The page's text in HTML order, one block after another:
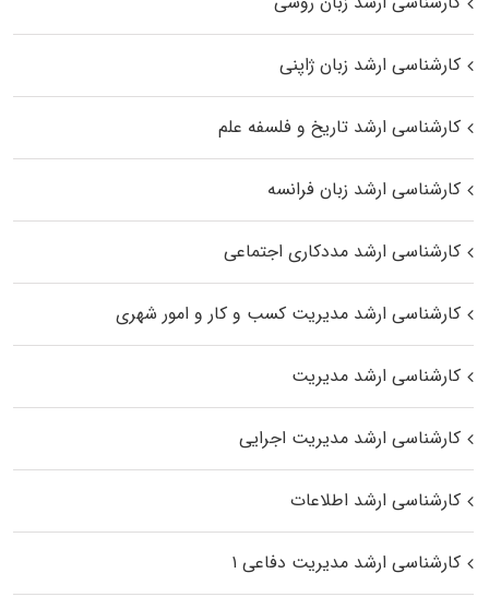
کارشناسی ارشد زبان ژاپنی
کارشناسی ارشد تاریخ و فلسفه علم
کارشناسی ارشد زبان فرانسه
کارشناسی ارشد مددکاری اجتماعی
کارشناسی ارشد مدیریت کسب و کار و امور شهری
کارشناسی ارشد مدیریت
کارشناسی ارشد مدیریت اجرایی
کارشناسی ارشد اطلاعات
کارشناسی ارشد مدیریت دفاعی ۱